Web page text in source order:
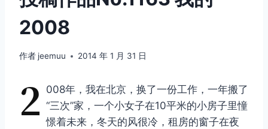
2008
作者 jeemuu 2014 年 1 月 31 日
2 008年，我在北京，换了一份工作，一年搬了
“三次”家，一个小女子在10平米的小房子里憧
憬着未来，冬天的风很冷，租房的窗子在夜